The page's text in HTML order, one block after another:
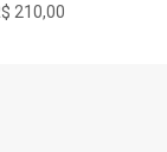
210,00